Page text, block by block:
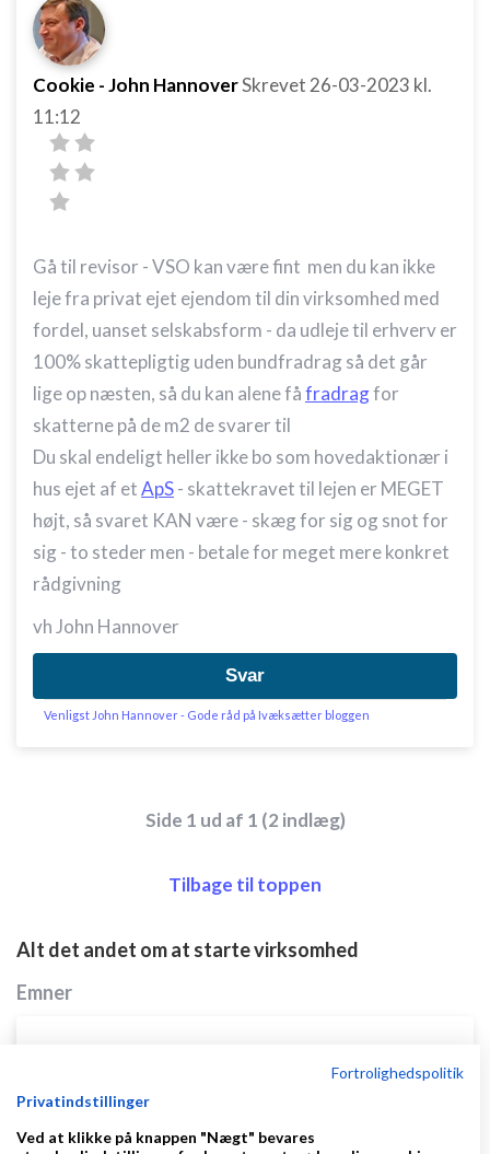
Cookie - John HannoverSkrevet 26-03-2023 kl.
11:12
Gå til revisor - VSO kan være fint men du kan ikke
leje fra privat ejet ejendom til din virksomhed med
fordel, uanset selskabsform - da udleje til erhverv er
100% skattepligtig uden bundfradrag så det går
lige op næsten, så du kan alene fåfradragfor
skatterne på de m2 de svarer til
Du skal endeligt heller ikke bo som hovedaktionær i
hus ejet af etApS- skattekravet til lejen er MEGET
højt, så svaret KAN være - skæg for sig og snot for
sig - to steder men - betale for meget mere konkret
rådgivning
vh John Hannover
Svar
Venligst John Hannover - Gode råd på Ivæksætter bloggen
Side 1 ud af 1 (2 indlæg)
Tilbage til toppen
Alt det andet om at starte virksomhed
Emner
14:10
Fortrolighedspolitik
Privatindstillinger
Ved at klikke på knappen "Nægt" bevares